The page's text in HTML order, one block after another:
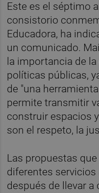
Este es el séptimo
consistorio
Educadora, ha
un comunicado.
la importancia de
políticas públicas,
de "una
permite transmitir
construir espacios
son el respeto, la
Las propuestas
diferentes
después de llevar a